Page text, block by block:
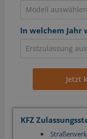
In welchem Jahr
Jetzt
KFZ